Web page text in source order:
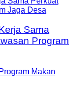
Sama
Program